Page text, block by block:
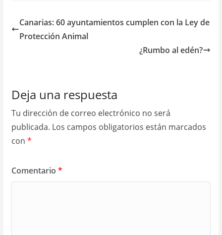
Canarias: 60 ayuntamientos cumplen con la Ley de
Protección Animal
¿Rumbo al edén?
Deja una respuesta
Tu dirección de correo electrónico no será
publicada. Los campos obligatorios están marcados
con *
Comentario *